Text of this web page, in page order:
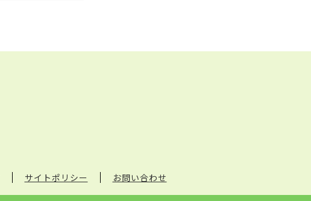
サイトポリシー お問い合わせ